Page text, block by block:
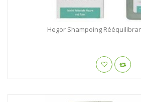
Hegor Shampoing